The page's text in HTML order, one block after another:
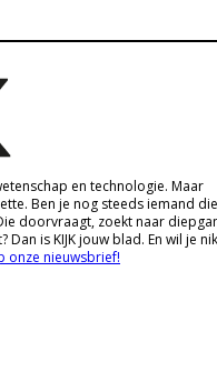
en technologie. Maar
Ben je nog steeds iemand die
doorvraagt, zoekt naar
is KIJK jouw blad. En wil je
onze nieuwsbrief!